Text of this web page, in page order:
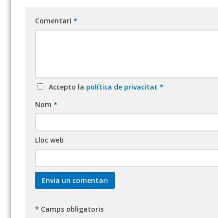
Comentari *
Accepto la política de privacitat *
Nom *
Lloc web
* Camps obligatoris